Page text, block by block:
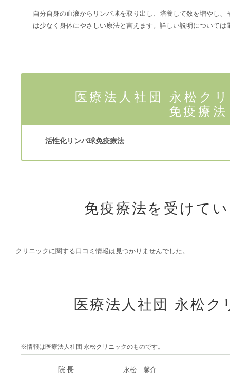
自分自身の血液からリンパ球を取り出し、培養して数を増やし
は少なく身体にやさしい療法と言えます。詳しい説明について
医療法人社団 永松ク
免疫療
活性化リンパ球免疫療法
免疫療法を受けて
クリニックに関する口コミ情報は見つかりませんでした。
医療法人社団 永松
※情報は医療法人社団 永松クリニックのものです。
院長 永松 馨介